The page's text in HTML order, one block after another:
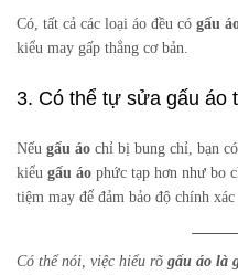
Có, tất cả các loại áo đều có gấu
kiểu may gấp thẳng cơ bản.
3. Có thể tự sửa gấu áo
Nếu gấu áo chỉ bị bung chỉ, bạn
kiểu gấu áo phức tạp hơn như bo
tiệm may để đảm bảo độ chính xác
Có thể nói, việc hiểu rõ gấu áo là